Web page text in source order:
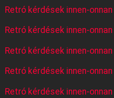
Retró kérdések innen-
Retró kérdések innen-
Retró kérdések innen-
Retró kérdések innen-
Retró kérdések innen-